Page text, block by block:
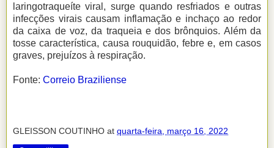
laringotraqueíte viral, surge quando resfriados e outras
infecções virais causam inflamação e inchaço ao redor
da caixa de voz, da traqueia e dos brônquios. Além da
tosse característica, causa rouquidão, febre e, em casos
graves, prejuízos à respiração.
Fonte: Correio Braziliense
GLEISSON COUTINHO at quarta-feira, março 16, 2022